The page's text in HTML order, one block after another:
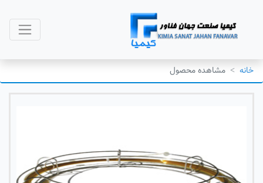
خانه مشاهده محصول